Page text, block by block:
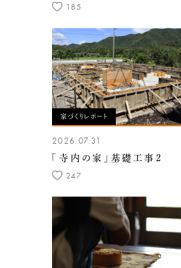
185
家づくりレポート
2026.07.31
「寺内の家」基礎工事2
247